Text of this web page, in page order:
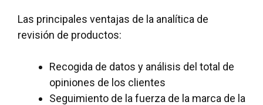
Las principales ventajas de la analítica de
revisión de productos:
Recogida de datos y análisis del total de
opiniones de los clientes
Seguimiento de la fuerza de la marca de la